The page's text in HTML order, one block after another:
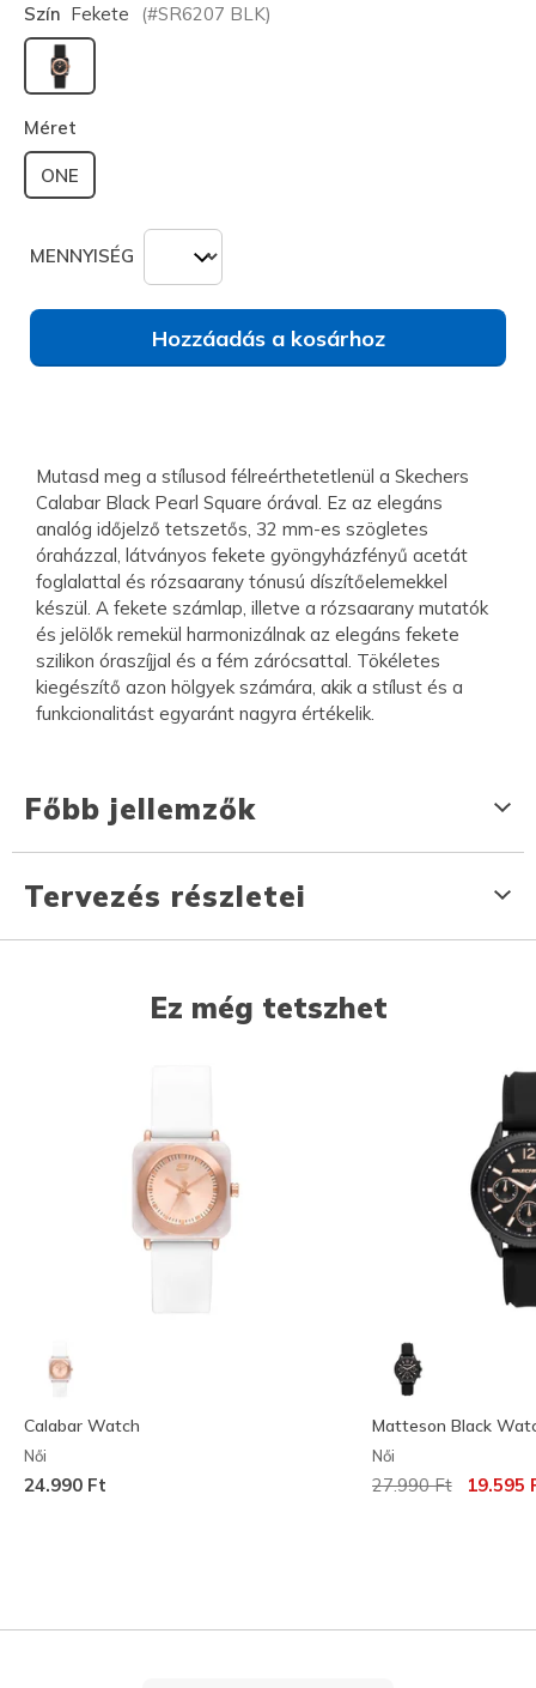
Szín Fekete (#SR6207 BLK)
kiválasztva
Méret
ONE
MENNYISÉG
Hozzáadás a kosárhoz
Mutasd meg a stílusod félreérthetetlenül a Skechers
Calabar Black Pearl Square órával. Ez az elegáns
analóg időjelző tetszetős, 32 mm-es szögletes
óraházzal, látványos fekete gyöngyházfényű acetát
foglalattal és rózsaarany tónusú díszítőelemekkel
készül. A fekete számlap, illetve a rózsaarany mutatók
és jelölők remekül harmonizálnak az elegáns fekete
szilikon óraszíjjal és a fém zárócsattal. Tökéletes
kiegészítő azon hölgyek számára, akik a stílust és a
funkcionalitást egyaránt nagyra értékelik.
Főbb jellemzők
Tervezés részletei
Ez még tetszhet
Calabar Watch
Női
24.990 Ft
Matteson Black
Női
Az ár a
27.990 Ftcímzett:
19.595